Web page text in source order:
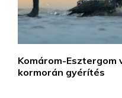
Komárom-Esztergom
kormorán gyérítés